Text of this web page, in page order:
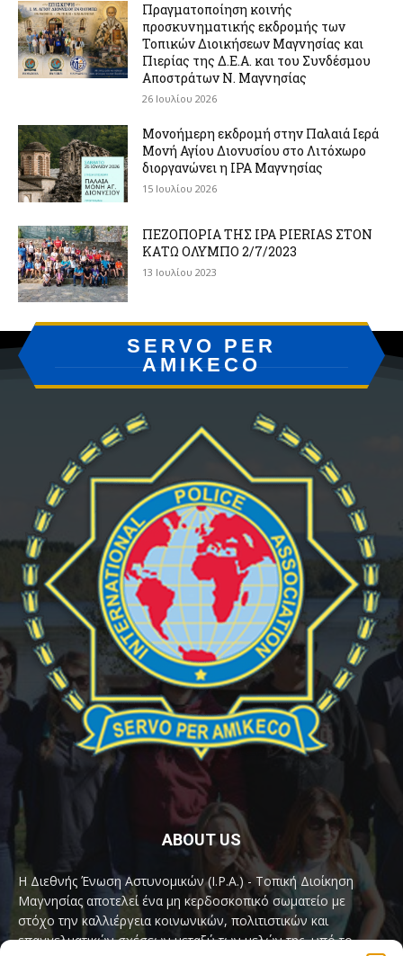
Πραγματοποίηση κοινής
προσκυνηματικής εκδρομής των
Τοπικών Διοικήσεων Μαγνησίας και
Πιερίας της Δ.Ε.Α. και του Συνδέσμου
Αποστράτων Ν. Μαγνησίας
26 Ιουλίου 2026
Μονοήμερη εκδρομή στην Παλαιά Ιερά
Μονή Αγίου Διονυσίου στο Λιτόχωρο
διοργανώνει η IPA Μαγνησίας
15 Ιουλίου 2026
ΠΕΖΟΠΟΡΙΑ ΤΗΣ IPA PIERIAS ΣΤΟΝ
ΚΑΤΩ ΟΛΥΜΠΟ 2/7/2023
13 Ιουλίου 2023
SERVO PER
AMIKECO
ABOUT US
Η Διεθνής Ένωση Αστυνομικών (I.P.A.) - Τοπική Διοίκηση
Μαγνησίας αποτελεί ένα μη κερδοσκοπικό σωματείο με
στόχο την καλλιέργεια κοινωνικών, πολιτιστικών και
επαγγελματικών σχέσεων μεταξύ των μελών της, υπό το